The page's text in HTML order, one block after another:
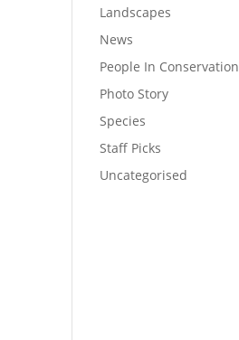
Landscapes
News
People In Conservation
Photo Story
Species
Staff Picks
Uncategorised